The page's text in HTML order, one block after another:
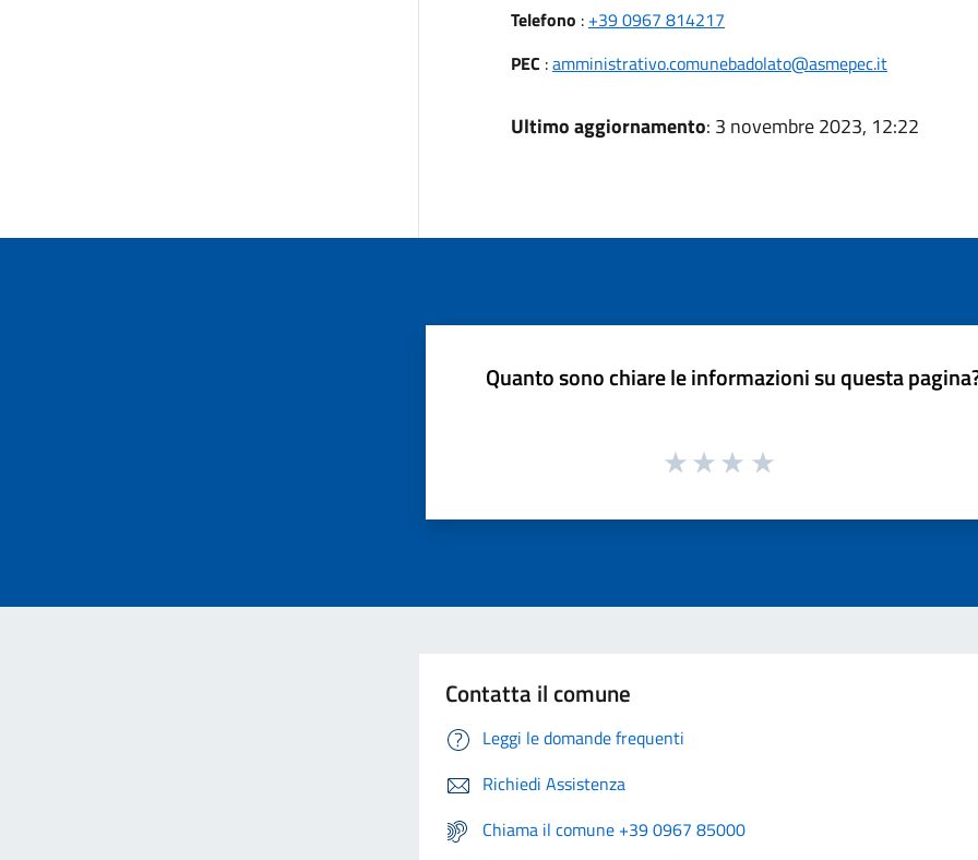
Telefono : +39 0967 814217
PEC :amministrativo.comunebadolato@asmepec.it
Ultimo aggiornamento: 3 novembre 2023, 12:22
Quanto sono chiare le informazioni su questa
Contatta il comune
Leggi le domande frequenti
Richiedi Assistenza
Chiama il comune +39 0967 85000